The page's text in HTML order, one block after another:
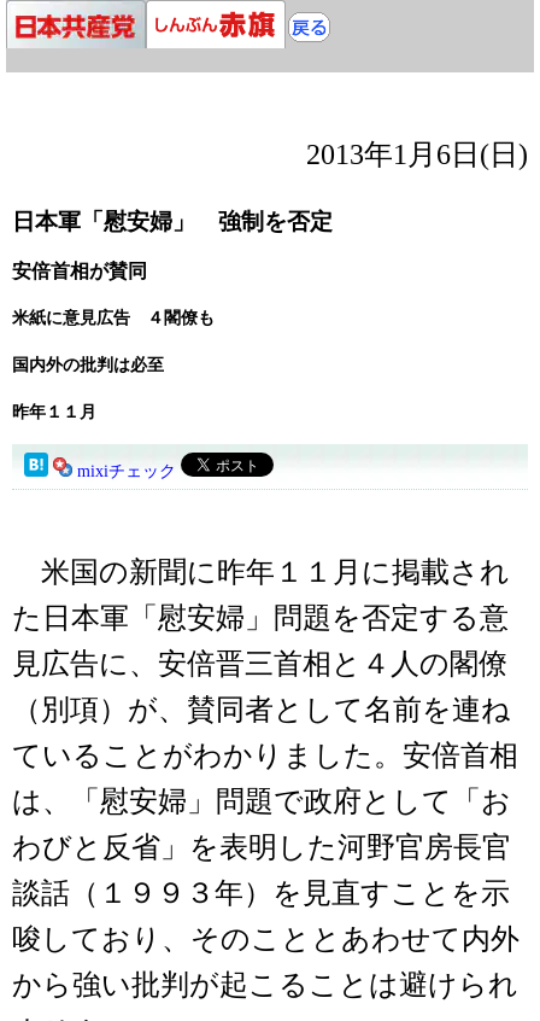
2013年1月6日(日)
日本軍「慰安婦」 強制を否定
安倍首相が賛同
米紙に意見広告 ４閣僚も
国内外の批判は必至
昨年１１月
mixiチェック
米国の新聞に昨年１１月に掲載され
た日本軍「慰安婦」問題を否定する意
見広告に、安倍晋三首相と４人の閣僚
（別項）が、賛同者として名前を連ね
ていることがわかりました。安倍首相
は、「慰安婦」問題で政府として「お
わびと反省」を表明した河野官房長官
談話（１９９３年）を見直すことを示
唆しており、そのこととあわせて内外
から強い批判が起こることは避けられ